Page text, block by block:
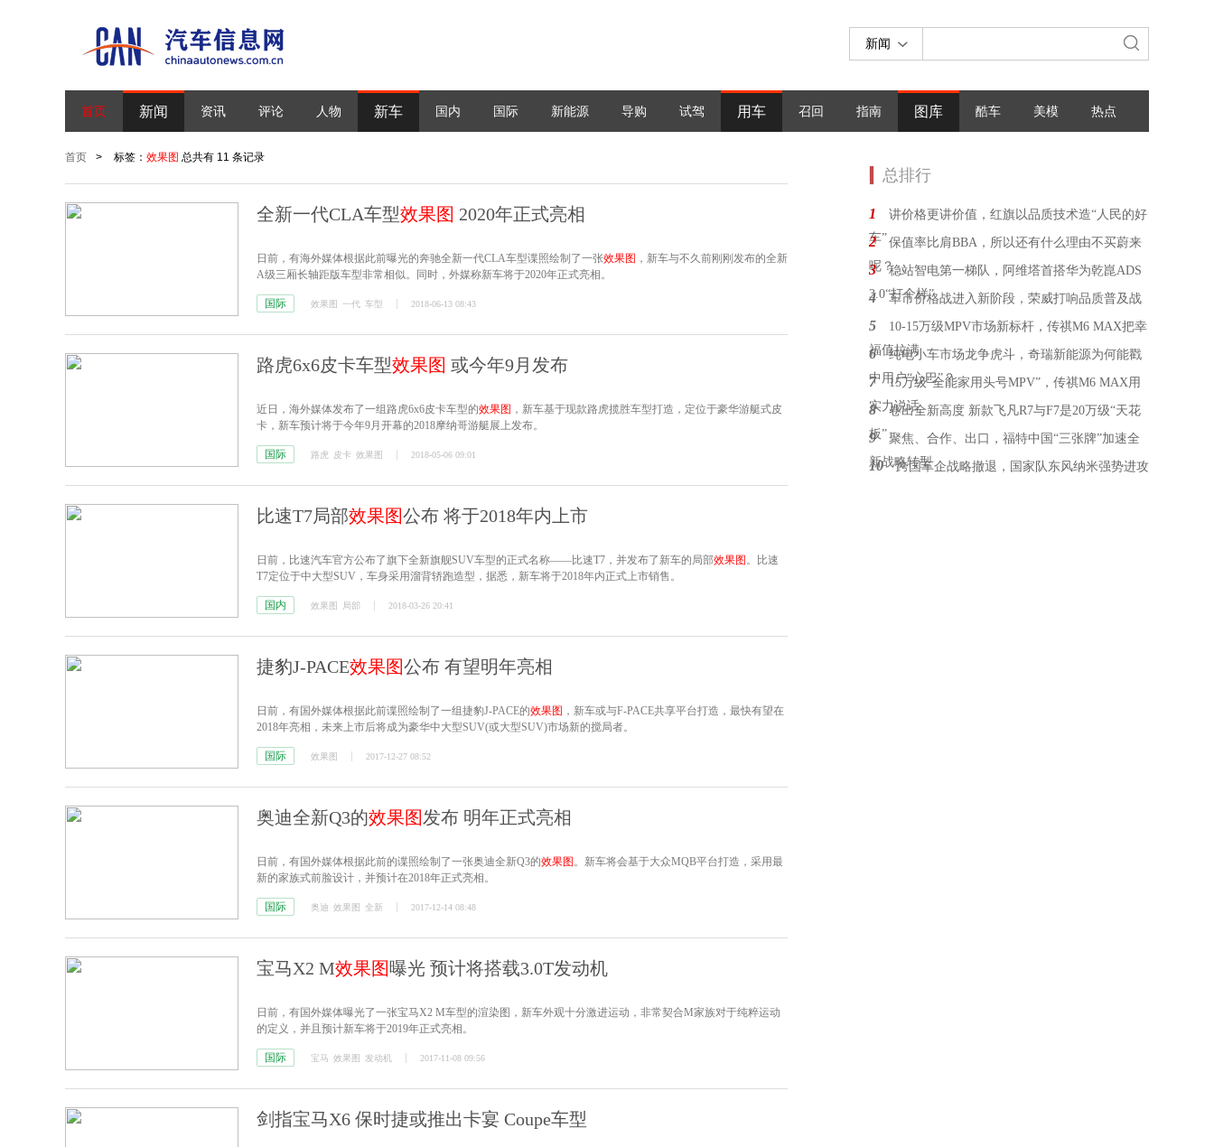
新闻
首页 新闻 资讯 评论 人物 新车 国内 国际 新能源 导购 试驾 用车 召回 指南 图库 酷车 美模 热点
首页 > 标签： 效果图 总共有 11 条记录
全新一代CLA车型效果图 2020年正式亮相
日前，有海外媒体根据此前曝光的奔驰全新一代CLA车型谍照绘制了一张效果图 ，新车与不久前刚刚发布的全新
A级三厢长轴距版车型非常相似。同时，外媒称新车将于2020年正式亮相。
国际 效果图 一代 车型 2018-06-13 08:43
路虎6x6皮卡车型效果图 或今年9月发布
近日，海外媒体发布了一组路虎6x6皮卡车型的效果图 ，新车基于现款路虎揽胜车型打造，定位于豪华游艇式皮
卡，新车预计将于今年9月开幕的2018摩纳哥游艇展上发布。
国际 路虎 皮卡 效果图 2018-05-06 09:01
比速T7局部效果图公布 将于2018年内上市
日前，比速汽车官方公布了旗下全新旗舰SUV车型的正式名称——比速T7，并发布了新车的局部效果图 。比速
T7定位于中大型SUV，车身采用溜背轿跑造型，据悉，新车将于2018年内正式上市销售。
国内 效果图 局部 2018-03-26 20:41
捷豹J-PACE效果图公布 有望明年亮相
日前，有国外媒体根据此前谍照绘制了一组捷豹J-PACE的效果图 ，新车或与F-PACE共享平台打造，最快有望在
2018年亮相，未来上市后将成为豪华中大型SUV(或大型SUV)市场新的搅局者。
国际 效果图 2017-12-27 08:52
奥迪全新Q3的效果图发布 明年正式亮相
日前，有国外媒体根据此前的谍照绘制了一张奥迪全新Q3的效果图 。新车将会基于大众MQB平台打造，采用最
新的家族式前脸设计，并预计在2018年正式亮相。
国际 奥迪 效果图 全新 2017-12-14 08:48
宝马X2 M效果图曝光 预计将搭载3.0T发动机
日前，有国外媒体曝光了一张宝马X2 M车型的渲染图，新车外观十分激进运动，非常契合M家族对于纯粹运动
的定义，并且预计新车将于2019年正式亮相。
国际 宝马 效果图 发动机 2017-11-08 09:56
剑指宝马X6 保时捷或推出卡宴 Coupe车型
总排行
1
讲价格更讲价值，红旗以品质技术造“人民的好
车”
2
保值率比肩BBA，所以还有什么理由不买蔚来
呢？
3
稳站智电第一梯队，阿维塔首搭华为乾崑ADS
3.0“打个样”
4 车市价格战进入新阶段，荣威打响品质普及战
5
10-15万级MPV市场新标杆，传祺M6 MAX把幸
福值拉满
6
纯电小车市场龙争虎斗，奇瑞新能源为何能戳
中用户“心巴”？
7
15万级“全能家用头号MPV”，传祺M6 MAX用
实力说话
8
卷出全新高度 新款飞凡R7与F7是20万级“天花
板”
9
聚焦、合作、出口，福特中国“三张牌”加速全
新战略转型
10 跨国车企战略撤退，国家队东风纳米强势进攻